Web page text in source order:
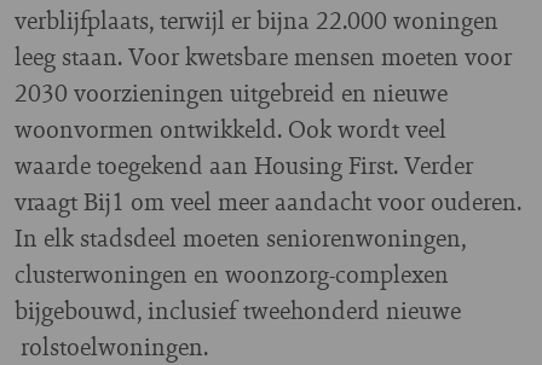
verblijfplaats, terwijl er bijna 22.000 woningen
leeg staan. Voor kwetsbare mensen moeten voor
2030 voorzieningen uitgebreid en nieuwe
woonvormen ontwikkeld. Ook wordt veel
waarde toegekend aan Housing First. Verder
vraagt Bij1 om veel meer aandacht voor ouderen.
In elk stadsdeel moeten seniorenwoningen,
clusterwoningen en woonzorg-complexen
bijgebouwd, inclusief tweehonderd nieuwe
rolstoelwoningen.